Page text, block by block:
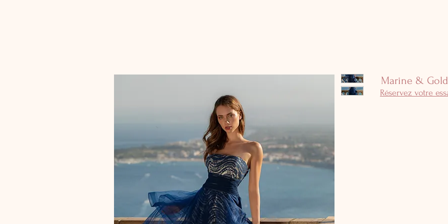
Marine & Gold
Réservez votre